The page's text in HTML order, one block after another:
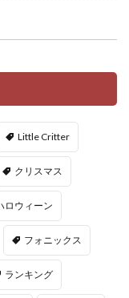
Little Critter
クリスマス
ロウィーン
フォニックス
ランキング